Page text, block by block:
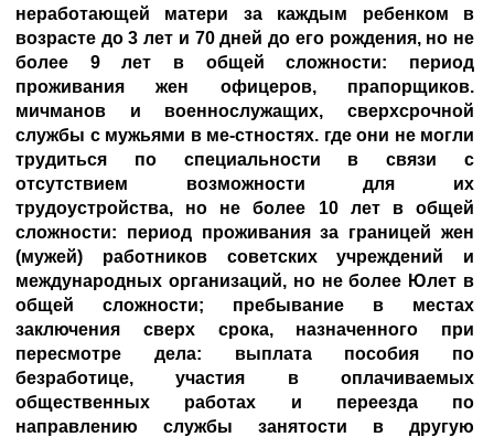
неработающей матери за каждым ребенком в
возрасте до 3 лет и 70 дней до его рождения, но не
более 9 лет в общей сложности: период
проживания жен офицеров, прапорщиков.
мичманов и военнослужащих, сверхсрочной
службы с мужьями в ме-стностях. где они не могли
трудиться по специальности в связи с
отсутствием возможности для их
трудоустройства, но не более 10 лет в общей
сложности: период проживания за границей жен
(мужей) работников советских учреждений и
международных организаций, но не более Юлет в
общей сложности; пребывание в местах
заключения сверх срока, назначенного при
пересмотре дела: выплата пособия по
безработице, участия в оплачиваемых
общественных работах и переезда по
направлению службы занятости в другую